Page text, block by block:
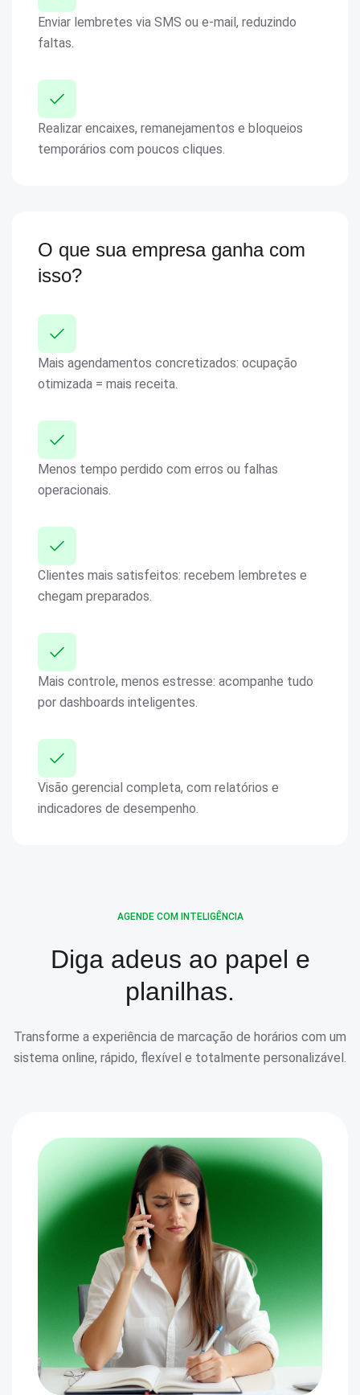
Enviar lembretes via SMS ou e-mail, reduzindo
faltas.
Realizar encaixes, remanejamentos e bloqueios
temporários com poucos cliques.
O que sua empresa ganha com
isso?
Mais agendamentos concretizados: ocupação
otimizada = mais receita.
Menos tempo perdido com erros ou falhas
operacionais.
Clientes mais satisfeitos: recebem lembretes e
chegam preparados.
Mais controle, menos estresse: acompanhe tudo
por dashboards inteligentes.
Visão gerencial completa, com relatórios e
indicadores de desempenho.
AGENDE COM INTELIGÊNCIA
Diga adeus ao papel e
planilhas.
Transforme a experiência de marcação de horários com um
sistema online, rápido, flexível e totalmente personalizável.